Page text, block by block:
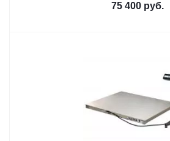
75 400 руб.